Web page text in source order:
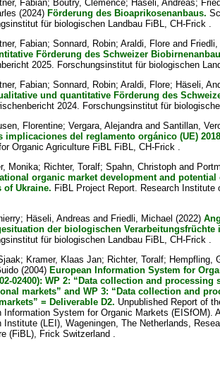
Fabian; Boutry, Clémence; Häseli, Andreas;
(2024) Förderung des Bioaprikosenanbaus.
für biologischen Landbau FiBL, CH-Frick .
Fabian;Sonnard, Robin;Araldi, Flore and
Förderung des Schweizer
2025. Forschungsinstitut für biologischen
Fabian;Sonnard, Robin;Araldi, Flore; Häseli,
und quantitative Förderung des
2024. Forschungsinstitut für
Florentine;Vergara, AlejandraandSantillan,
implicaciones del reglamento orgánico (UE)
Organic Agriculture FiBL FiBL, CH-Frick .
Monika; Richter, Toralf;Spahn, Christoph and
organic market development and
of Ukraine. FiBL Project Report. Research Institute
; Häseli, Andreas and Friedli, Michael (2022)
der biologischen Verarbeitungsfrüchte
für biologischen Landbau FiBL, CH-Frick .
; Kramer, Klaas Jan; Richter, Toralf; Hempfling,
(2004) European Information System for
02400): WP 2: “Data collection and processing
markets” and WP 3: “Data collection and
= Deliverable D2. Unpublished Report of
Information System for Organic Markets (EISfOM).
Institute (LEI), Wageningen, The Netherlands,
(FiBL), Frick Switzerland .